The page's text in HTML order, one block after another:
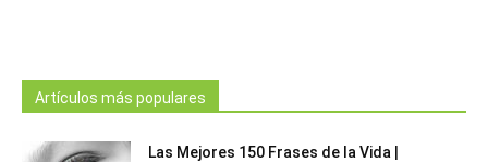
Artículos más populares
Las Mejores 150 Frases de la Vida |